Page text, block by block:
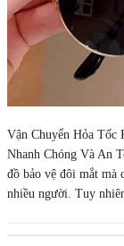
Vận Chuyển Hỏa
Nhanh Chóng Và An
đồ bảo vệ đôi mắt mà
nhiều người. Tuy